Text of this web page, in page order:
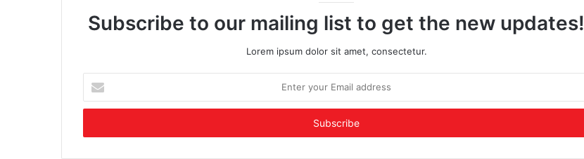
Subscribe to our mailing list to get the new updates!
Lorem ipsum dolor sit amet, consectetur.
your
Email